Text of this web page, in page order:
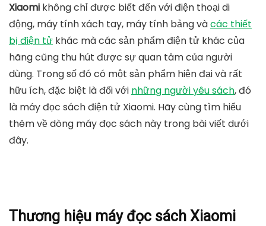
Xiaomi không chỉ được biết đến với điện thoại di
động, máy tính xách tay, máy tính bảng vàcác thiết
bị điện tử khác mà các sản phẩm điện tử khác của
hãng cũng thu hút được sự quan tâm của người
dùng. Trong số đó có một sản phẩm hiện đại và rất
hữu ích, đặc biệt là đối với những người yêu sách, đó
là máy đọc sách điện tử Xiaomi. Hãy cùng tìm hiểu
thêm về dòng máy đọc sách này trong bài viết dưới
đây.
Thương hiệu máy đọc sách Xiaomi